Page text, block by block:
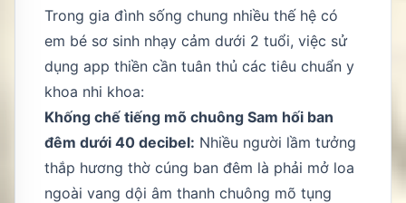
Trong gia đình sống chung nhiều thế hệ có
em bé sơ sinh nhạy cảm dưới 2 tuổi, việc sử
dụng app thiền cần tuân thủ các tiêu chuẩn y
khoa nhi khoa:
Khống chế tiếng mõ chuông Sam hối ban
đêm dưới 40 decibel: Nhiều người lầm tưởng
thắp hương thờ cúng ban đêm là phải mở loa
ngoài vang dội âm thanh chuông mõ tụng